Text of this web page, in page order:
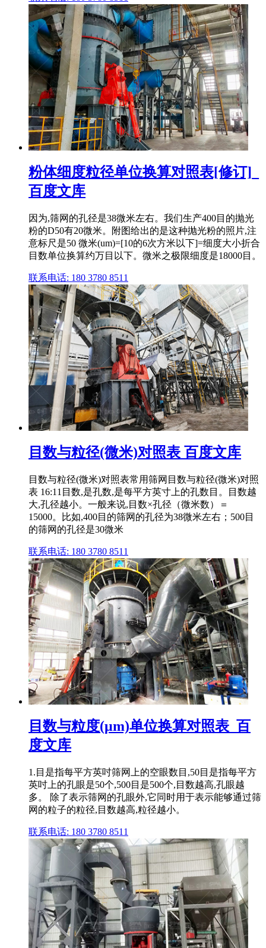
粉体细度粒径单位换算对照表[修订]_
百度文库
因为,筛网的孔径是38微米左右。我们生产400目的抛光
粉的D50有20微米。附图给出的是这种抛光粉的照片,注
意标尺是50 微米(um)=[10的6次方米以下]=细度大小折合
目数单位换算约万目以下。微米之极限细度是18000目。
联系电话: 180 3780 8511
目数与粒径(微米)对照表 百度文库
目数与粒径(微米)对照表常用筛网目数与粒径(微米)对照
表 16:11目数,是孔数,是每平方英寸上的孔数目。目数越
大,孔径越小。一般来说,目数×孔径（微米数）＝
15000。比如,400目的筛网的孔径为38微米左右；500目
的筛网的孔径是30微米
联系电话: 180 3780 8511
目数与粒度(μm)单位换算对照表_百
度文库
1.目是指每平方英吋筛网上的空眼数目,50目是指每平方
英吋上的孔眼是50个,500目是500个,目数越高,孔眼越
多。 除了表示筛网的孔眼外,它同时用于表示能够通过筛
网的粒子的粒径,目数越高,粒径越小。
联系电话: 180 3780 8511